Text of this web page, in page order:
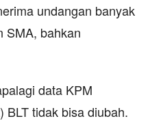
undangan banyak
SMA, bahkan
data KPM
BLT tidak bisa diubah.